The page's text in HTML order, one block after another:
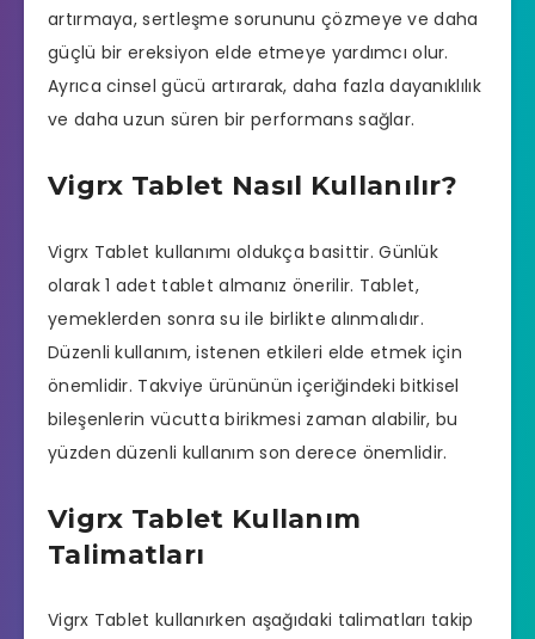
artırmaya, sertleşme sorununu çözmeye ve daha
güçlü bir ereksiyon elde etmeye yardımcı olur.
Ayrıca cinsel gücü artırarak, daha fazla dayanıklılık
ve daha uzun süren bir performans sağlar.
Vigrx Tablet Nasıl Kullanılır?
Vigrx Tablet kullanımı oldukça basittir. Günlük
olarak 1 adet tablet almanız önerilir. Tablet,
yemeklerden sonra su ile birlikte alınmalıdır.
Düzenli kullanım, istenen etkileri elde etmek için
önemlidir. Takviye ürününün içeriğindeki bitkisel
bileşenlerin vücutta birikmesi zaman alabilir, bu
yüzden düzenli kullanım son derece önemlidir.
Vigrx Tablet Kullanım
Talimatları
Vigrx Tablet kullanırken aşağıdaki talimatları takip